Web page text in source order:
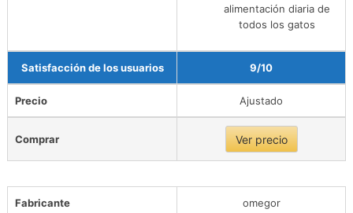
alimentación diaria de
todos los gatos
Satisfacción de los usuarios 9/10
Precio Ajustado
Comprar Ver precio
Fabricante omegor